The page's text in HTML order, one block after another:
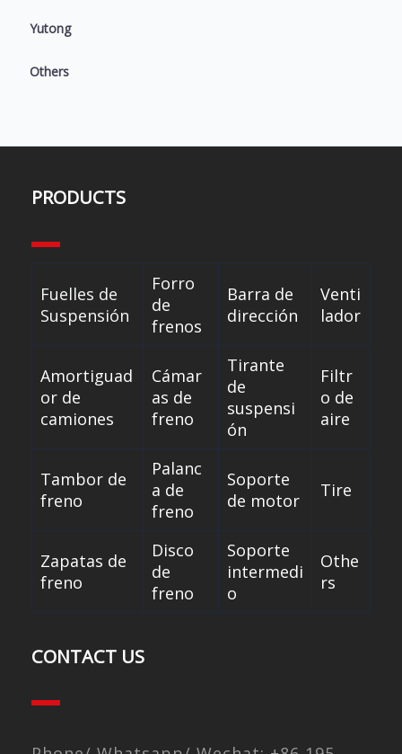
Yutong
Others
PRODUCTS
Fuelles de
Suspensión
Forro
de
frenos
Barra de
dirección
Venti
lador
Amortiguad
or de
camiones
Cámar
as de
freno
Tirante
de
suspensi
ón
Filtr
o de
aire
Tambor de
freno
Palanc
a de
freno
Soporte
de motor
Tire
Zapatas de
freno
Disco
de
freno
Soporte
intermedi
o
Othe
rs
CONTACT US